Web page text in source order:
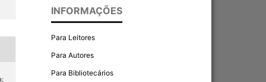
INFORMAÇÕES
Para Leitores
Para Autores
Para Bibliotecários